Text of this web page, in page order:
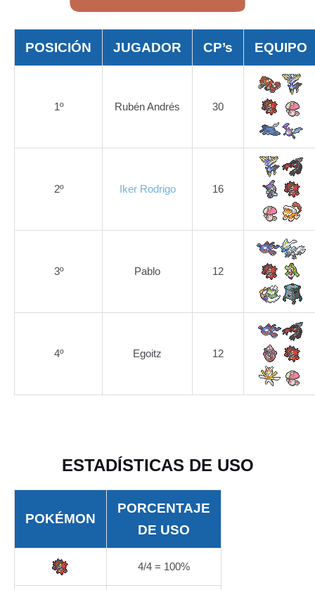
POSICIÓN JUGADOR CP’s EQUIPO
1º Rubén Andrés 30
2º Iker Rodrigo 16
3º Pablo 12
4º Egoitz 12
ESTADÍSTICAS DE USO
POKÉMON
PORCENTAJE
DE USO
4/4 = 100%